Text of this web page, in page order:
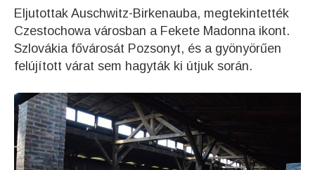
Eljutottak Auschwitz-Birkenauba, megtekintették
Czestochowa városban a Fekete Madonna ikont.
Szlovákia fővárosát Pozsonyt, és a gyönyörűen
felújított várat sem hagyták ki útjuk során.